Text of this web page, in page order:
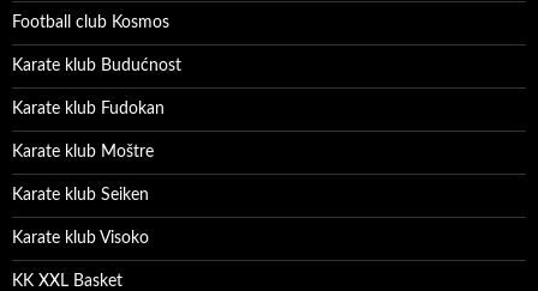
Football club Kosmos
Karate klub Budućnost
Karate klub Fudokan
Karate klub Moštre
Karate klub Seiken
Karate klub Visoko
KK XXL Basket